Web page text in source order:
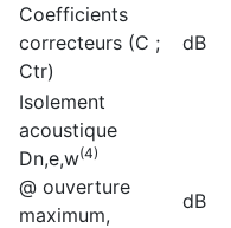
Coefficients
correcteurs (C ;
Ctr)
dB
Isolement
acoustique
Dn,e,w(4)
@ ouverture
maximum,
dB